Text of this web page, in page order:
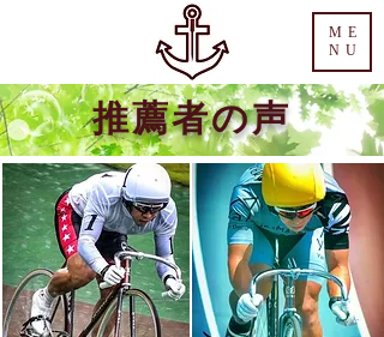
ME
NU
推薦者の声